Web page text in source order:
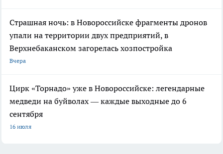
Страшная ночь: в Новороссийске фрагменты дронов
упали на территории двух предприятий, в
Верхнебаканском загорелась хозпостройка
Вчера
Цирк «Торнадо» уже в Новороссийске: легендарные
медведи на буйволах — каждые выходные до 6
сентября
16 июля